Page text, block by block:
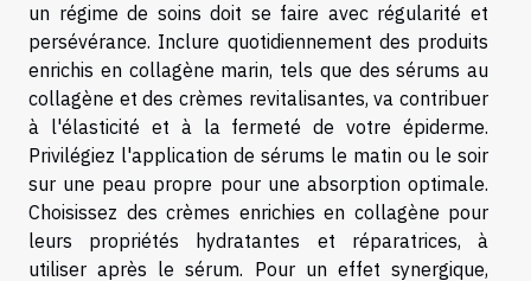
un régime de soins doit se faire avec régularité et
persévérance. Inclure quotidiennement des produits
enrichis en collagène marin, tels que des sérums au
collagène et des crèmes revitalisantes, va contribuer
à l'élasticité et à la fermeté de votre épiderme.
Privilégiez l'application de sérums le matin ou le soir
sur une peau propre pour une absorption optimale.
Choisissez des crèmes enrichies en collagène pour
leurs propriétés hydratantes et réparatrices, à
utiliser après le sérum. Pour un effet synergique,